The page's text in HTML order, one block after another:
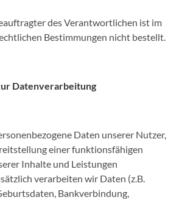
des Verantwortlichen ist im
Bestimmungen nicht bestellt.
Datenverarbeitung
Daten unserer Nutzer,
einer funktionsfähigen
Inhalte und Leistungen
verarbeiten wir Daten (z.B.
Bankverbindung,